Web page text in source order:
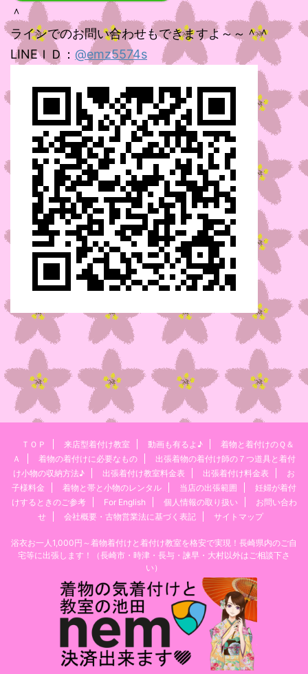
＾
ラインでのお問い合わせもできますよ～～＾＾
LINEＩＤ： @emz5574s
ＴＯＰ 来店型着付け教室 動画も有るよ♪
着物と着付けのＱ＆
Ａ
着物の着付けに必要なもの
出張着物の着付け師の７つ道具と着付
け小物の収納方法♪
出張着付け教室料金表 出張着付け料金表
お
子様料金
着物と帯と小物のレンタル 当店の出張範囲
妊婦が着付
けするときのご参考
For English 個人情報の取り扱い
お問い合わ
せ
会社概要・古物営業法に基づく表記 サイトマップ
浴衣お一人1,000円～着物着付けと着付け教室を格安で実現！長崎県内のご自
宅等に出張します！（長崎市・時津・長与・諫早・大村以外はご相談下さ
い）